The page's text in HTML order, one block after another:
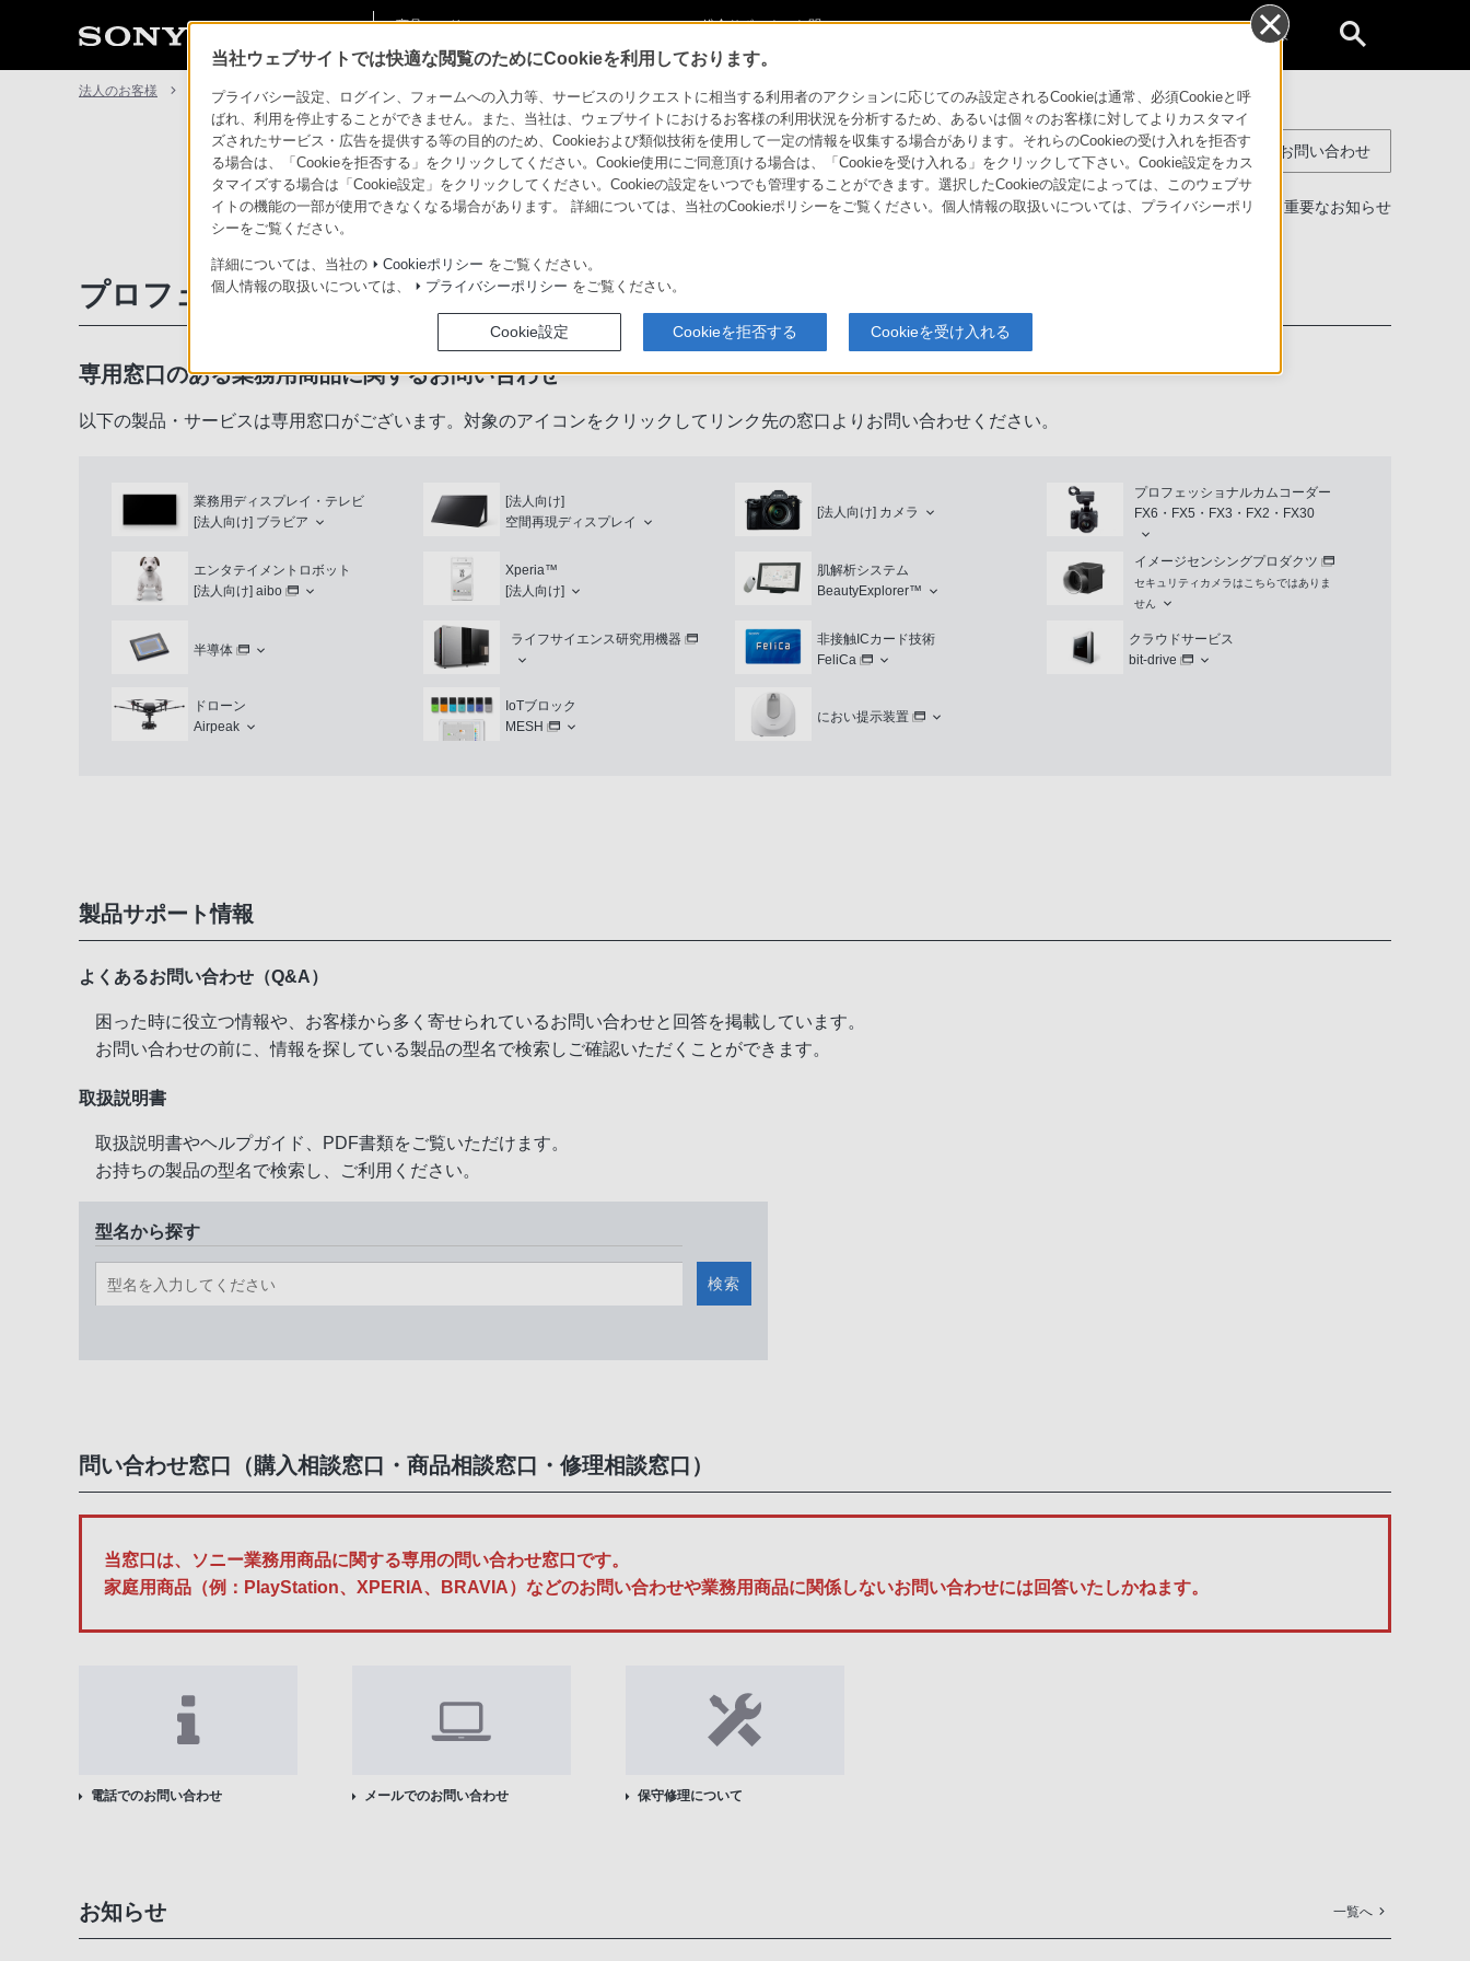
商品・ソリューショ
ン情報
総合サポート・お問
個人のお客様
法人のお客様 サポート・お問い合わせ
コンスーマー製品に関するお問い合わせ
製品に関する重要なお知らせ
プロフェッショナル／業務用製品に関するサポート・お問い合わせ
専用窓口のある業務用商品に関するお問い合わせ
以下の製品・サービスは専用窓口がございます。対象のアイコンをクリックしてリンク先の窓口よりお問い合わせください。
業務用ディスプレイ・テレビ
[法人向け] ブラビア
[法人向け]
空間再現ディスプレイ
[法人向け] カメラ
プロフェッショナルカムコーダー
FX6・FX5・FX3・FX2・FX30
エンタテイメントロボット
[法人向け] aibo
Xperia™
[法人向け]
肌解析システム
BeautyExplorer™
イメージセンシングプロダクツ
セキュリティカメラはこちらではありま
せん
半導体
ライフサイエンス研究用機器
非接触ICカード技術
FeliCa
クラウドサービス
bit-drive
ドローン
Airpeak
IoTブロック
MESH
におい提示装置
製品サポート情報
よくあるお問い合わせ（Q&A）
困った時に役立つ情報や、お客様から多く寄せられているお問い合わせと回答を掲載しています。
お問い合わせの前に、情報を探している製品の型名で検索しご確認いただくことができます。
取扱説明書
取扱説明書やヘルプガイド、PDF書類をご覧いただけます。
お持ちの製品の型名で検索し、ご利用ください。
型名から探す
検索
問い合わせ窓口（購入相談窓口・商品相談窓口・修理相談窓口）
当窓口は、ソニー業務用商品に関する専用の問い合わせ窓口です。
家庭用商品（例：PlayStation、XPERIA、BRAVIA）などのお問い合わせや業務用商品に関係しないお問い合わせには回答いたしかねます。
電話でのお問い合わせ メールでのお問い合わせ 保守修理について
お知らせ 一覧へ
当社ウェブサイトでは快適な閲覧のためにCookieを利用しております。
プライバシー設定、ログイン、フォームへの入力等、サービスのリクエストに相当する利用者のアクションに応じてのみ設定されるCookieは通常、必須Cookieと呼
ばれ、利用を停止することができません。また、当社は、ウェブサイトにおけるお客様の利用状況を分析するため、あるいは個々のお客様に対してよりカスタマイ
ズされたサービス・広告を提供する等の目的のため、Cookieおよび類似技術を使用して一定の情報を収集する場合があります。それらのCookieの受け入れを拒否す
る場合は、「Cookieを拒否する」をクリックしてください。Cookie使用にご同意頂ける場合は、「Cookieを受け入れる」をクリックして下さい。Cookie設定をカス
タマイズする場合は「Cookie設定」をクリックしてください。Cookieの設定をいつでも管理することができます。選択したCookieの設定によっては、このウェブサ
イトの機能の一部が使用できなくなる場合があります。 詳細については、当社のCookieポリシーをご覧ください。個人情報の取扱いについては、プライバシーポリ
シーをご覧ください。
詳細については、当社の Cookieポリシー をご覧ください。
個人情報の取扱いについては、
プライバシーポリシー をご覧ください。
Cookie設定 Cookieを拒否する Cookieを受け入れる